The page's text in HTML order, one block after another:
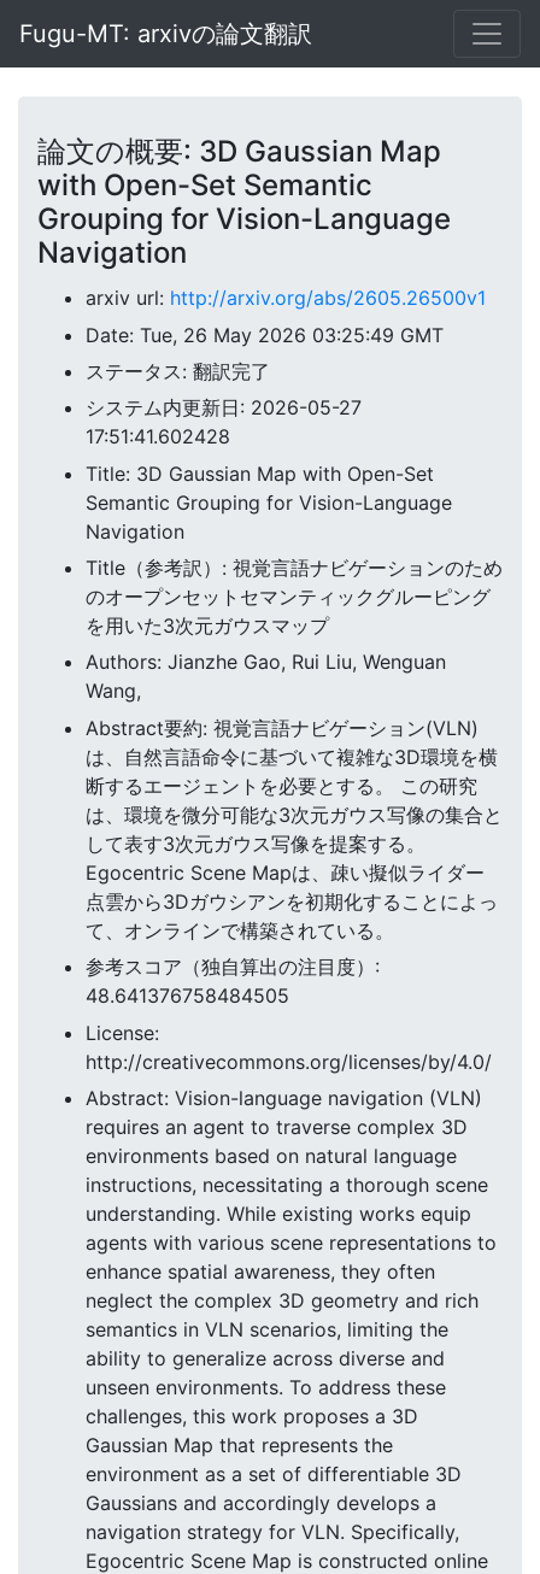
Fugu-MT: arxivの論文翻訳
論文の概要: 3D Gaussian Map
with Open-Set Semantic
Grouping for Vision-Language
Navigation
arxiv url: http://arxiv.org/abs/2605.26500v1
Date: Tue, 26 May 2026 03:25:49 GMT
ステータス: 翻訳完了
システム内更新日: 2026-05-27
17:51:41.602428
Title: 3D Gaussian Map with Open-Set
Semantic Grouping for Vision-Language
Navigation
Title（参考訳）: 視覚言語ナビゲーションのため
のオープンセットセマンティックグルーピング
を用いた3次元ガウスマップ
Authors: Jianzhe Gao, Rui Liu, Wenguan
Wang,
Abstract要約: 視覚言語ナビゲーション(VLN)
は、自然言語命令に基づいて複雑な3D環境を横
断するエージェントを必要とする。 この研究
は、環境を微分可能な3次元ガウス写像の集合と
して表す3次元ガウス写像を提案する。
Egocentric Scene Mapは、疎い擬似ライダー
点雲から3Dガウシアンを初期化することによっ
て、オンラインで構築されている。
参考スコア（独自算出の注目度）:
48.641376758484505
License:
http://creativecommons.org/licenses/by/4.0/
Abstract: Vision-language navigation (VLN)
requires an agent to traverse complex 3D
environments based on natural language
instructions, necessitating a thorough scene
understanding. While existing works equip
agents with various scene representations to
enhance spatial awareness, they often
neglect the complex 3D geometry and rich
semantics in VLN scenarios, limiting the
ability to generalize across diverse and
unseen environments. To address these
challenges, this work proposes a 3D
Gaussian Map that represents the
environment as a set of differentiable 3D
Gaussians and accordingly develops a
navigation strategy for VLN. Specifically,
Egocentric Scene Map is constructed online